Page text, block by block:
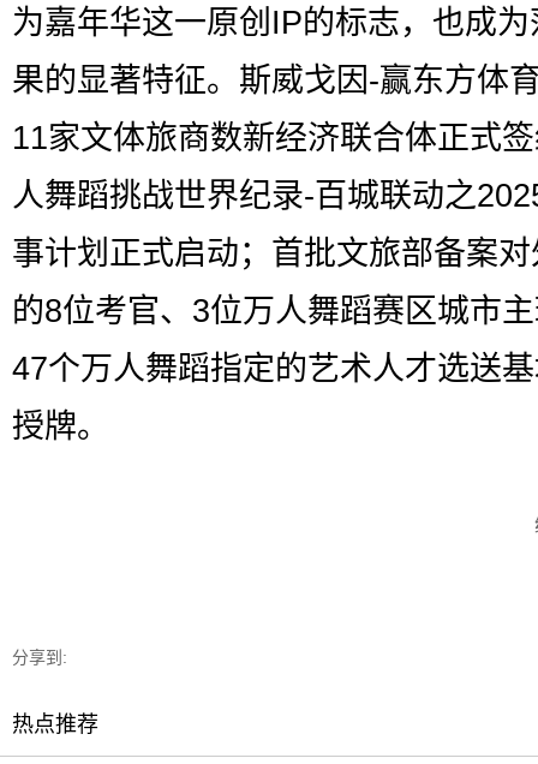
为嘉年华这一原创IP的标志，也成
果的显著特征。斯威戈因-赢东方体
11家文体旅商数新经济联合体正式
人舞蹈挑战世界纪录-百城联动之
事计划正式启动；首批文旅部备案
的8位考官、3位万人舞蹈赛区城市
47个万人舞蹈指定的艺术人才选送
授牌。
分享到:
热点推荐